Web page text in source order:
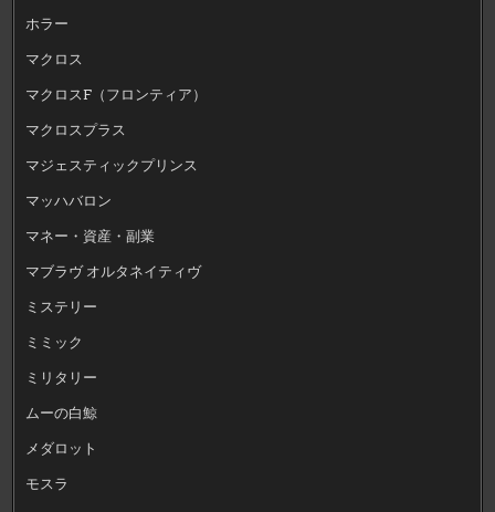
ホラー
マクロス
マクロスF（フロンティア）
マクロスプラス
マジェスティックプリンス
マッハバロン
マネー・資産・副業
マブラヴ オルタネイティヴ
ミステリー
ミミック
ミリタリー
ムーの白鯨
メダロット
モスラ